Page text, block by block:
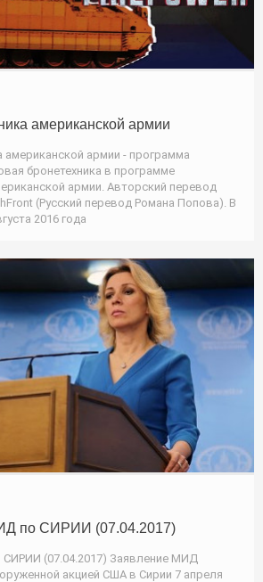
американской армии
американской армии - программа
бронетехника в программе
армии. Авторский перевод
(Русский перевод Романа Попова). В
2016 года
по СИРИИ (07.04.2017)
(07.04.2017) Заявление МИД
акцией США в Сирии 7 апреля